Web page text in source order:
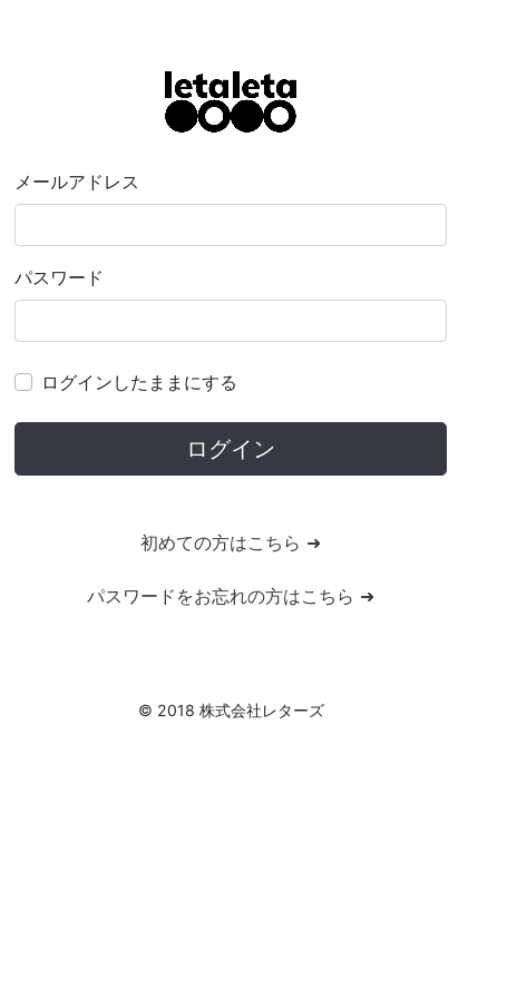
メールアドレス
パスワード
ログインしたままにする
ログイン
初めての方はこちら ➜
パスワードをお忘れの方はこちら ➜
© 2018 株式会社レターズ